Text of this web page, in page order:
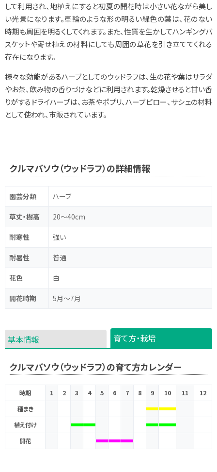
して利用され、地植えにすると初夏の開花時は小さい花ながら美し
い光景になります。車輪のような形の明るい緑色の葉は、花のない
時期も周囲を明るくしてくれます。また、性質を生かしてハンギングバ
スケットや寄せ植えの材料にしても周囲の草花を引き立ててくれる
存在になります。
様々な効能があるハーブとしてのウッドラフは、生の花や葉はサラダ
やお茶、飲み物の香りづけなどに利用されます。乾燥させると甘い香
りがするドライハーブは、お茶やポプリ、ハーブピロー、サシェの材料
として使われ、市販されています。
クルマバソウ（ウッドラフ）の詳細情報
園芸分類 ハーブ
草丈・樹高 20～40cm
耐寒性 強い
耐暑性 普通
花色 白
開花時期 5月～7月
基本情報 育て方・栽培
クルマバソウ（ウッドラフ）の育て方カレンダー
時期 1 2 3 4 5 6 7 8 9 10 11
12
種まき
植え付け
開花